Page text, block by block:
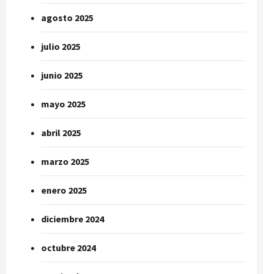
agosto 2025
julio 2025
junio 2025
mayo 2025
abril 2025
marzo 2025
enero 2025
diciembre 2024
octubre 2024